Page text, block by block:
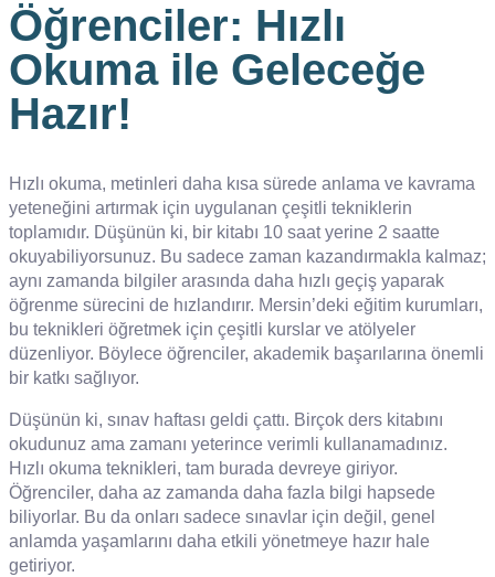
Öğrenciler: Hızlı
Okuma ile Geleceğe
Hazır!
Hızlı okuma, metinleri daha kısa sürede anlama ve kavrama
yeteneğini artırmak için uygulanan çeşitli tekniklerin
toplamıdır. Düşünün ki, bir kitabı 10 saat yerine 2 saatte
okuyabiliyorsunuz. Bu sadece zaman kazandırmakla kalmaz;
aynı zamanda bilgiler arasında daha hızlı geçiş yaparak
öğrenme sürecini de hızlandırır. Mersin’deki eğitim kurumları,
bu teknikleri öğretmek için çeşitli kurslar ve atölyeler
düzenliyor. Böylece öğrenciler, akademik başarılarına önemli
bir katkı sağlıyor.
Düşünün ki, sınav haftası geldi çattı. Birçok ders kitabını
okudunuz ama zamanı yeterince verimli kullanamadınız.
Hızlı okuma teknikleri, tam burada devreye giriyor.
Öğrenciler, daha az zamanda daha fazla bilgi hapsede
biliyorlar. Bu da onları sadece sınavlar için değil, genel
anlamda yaşamlarını daha etkili yönetmeye hazır hale
getiriyor.